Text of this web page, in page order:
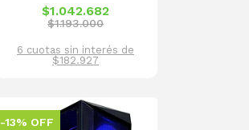
$1.042.682
$1.193.000
6 cuotas sin interés de
$182.927
-13% OFF